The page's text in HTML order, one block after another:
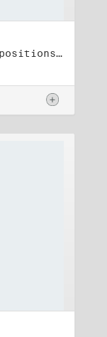
Titel: DDR-Friedens-und Oppositionsbewegung (1)